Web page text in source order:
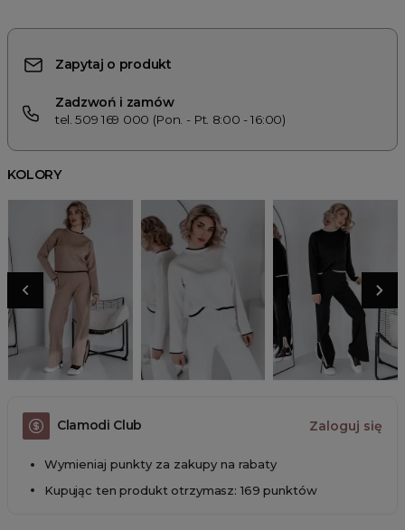
Zapytaj o produkt
Zadzwoń i zamów
tel. 509 169 000 (Pon. - Pt. 8:00 - 16:00)
KOLORY
Clamodi Club Zaloguj się
Wymieniaj punkty za zakupy na rabaty
Kupując ten produkt otrzymasz: 169 punktów